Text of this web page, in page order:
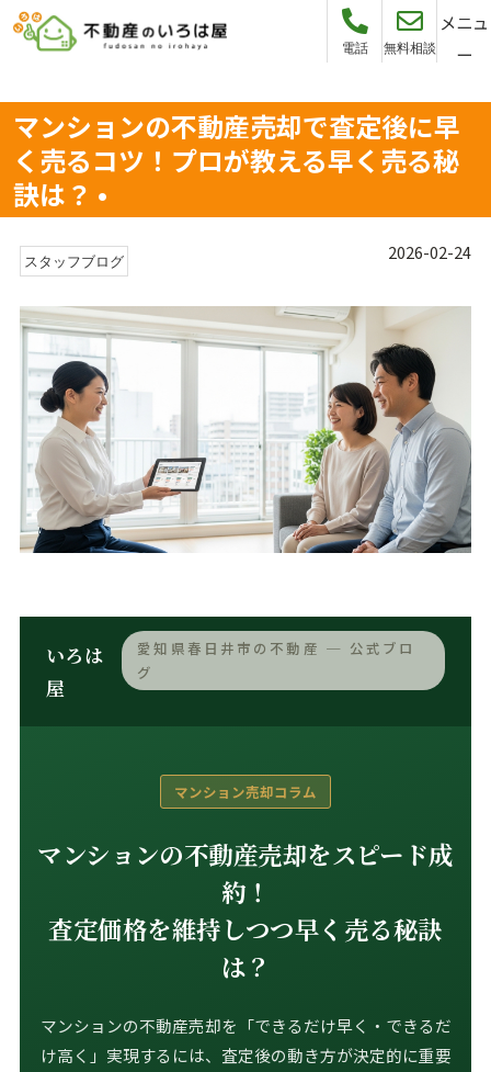
電話 無料相談
メニュ
ー
マンションの不動産売却で査定後に早
く売るコツ！プロが教える早く売る秘
訣は？ •
スタッフブログ 2026-02-24
いろは
屋
愛知県春日井市の不動産 ─ 公式ブロ
グ
マンション売却コラム
マンションの不動産売却をスピード成
約！
査定価格を維持しつつ早く売る秘訣
は？
マンションの不動産売却を「できるだけ早く・できるだ
け高く」実現するには、査定後の動き方が決定的に重要